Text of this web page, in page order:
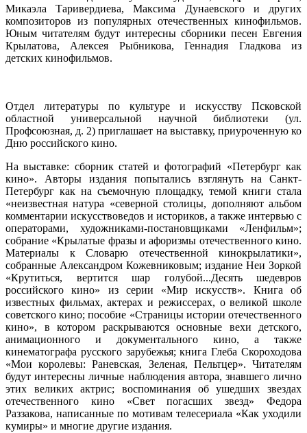
Микаэла Таривердиева, Максима Дунаевского и других
композиторов из популярных отечественных кинофильмов.
Юным читателям будут интересны сборники песен Евгения
Крылатова, Алексея Рыбникова, Геннадия Гладкова из
детских кинофильмов.
Отдел литературы по культуре и искусству Псковской
областной универсальной научной библиотеки (ул.
Профсоюзная, д. 2) приглашает на выставку, приуроченную ко
Дню российского кино.
На выставке: сборник статей и фотографий «Петербург как
кино». Авторы издания попытались взглянуть на Санкт-
Петербург как на съемочную площадку, темой книги стала
«неизвестная натура «северной столицы, дополняют альбом
комментарии искусствоведов и историков, а также интервью с
операторами, художниками-постановщиками «Ленфильм»;
собрание «Крылатые фразы и афоризмы отечественного кино.
Материалы к Словарю отечественной кинокрылатики»,
собранные Александром Кожевниковым; издание Неи Зоркой
«Крутиться, вертится шар голубой...Десять шедевров
российского кино» из серии «Мир искусств». Книга об
известных фильмах, актерах и режиссерах, о великой школе
советского кино; пособие «Страницы истории отечественного
кино», в котором раскрываются основные вехи детского,
анимационного и документального кино, а также
кинематографа русского зарубежья; книга Глеба Скороходова
«Мои королевы: Раневская, Зеленая, Пельтцер». Читателям
будут интересны личные наблюдения автора, знавшего лично
этих великих актрис; воспоминания об ушедших звездах
отечественного кино «Свет погасших звезд» Федора
Раззакова, написанные по мотивам телесериала «Как уходили
кумиры» и многие другие издания.